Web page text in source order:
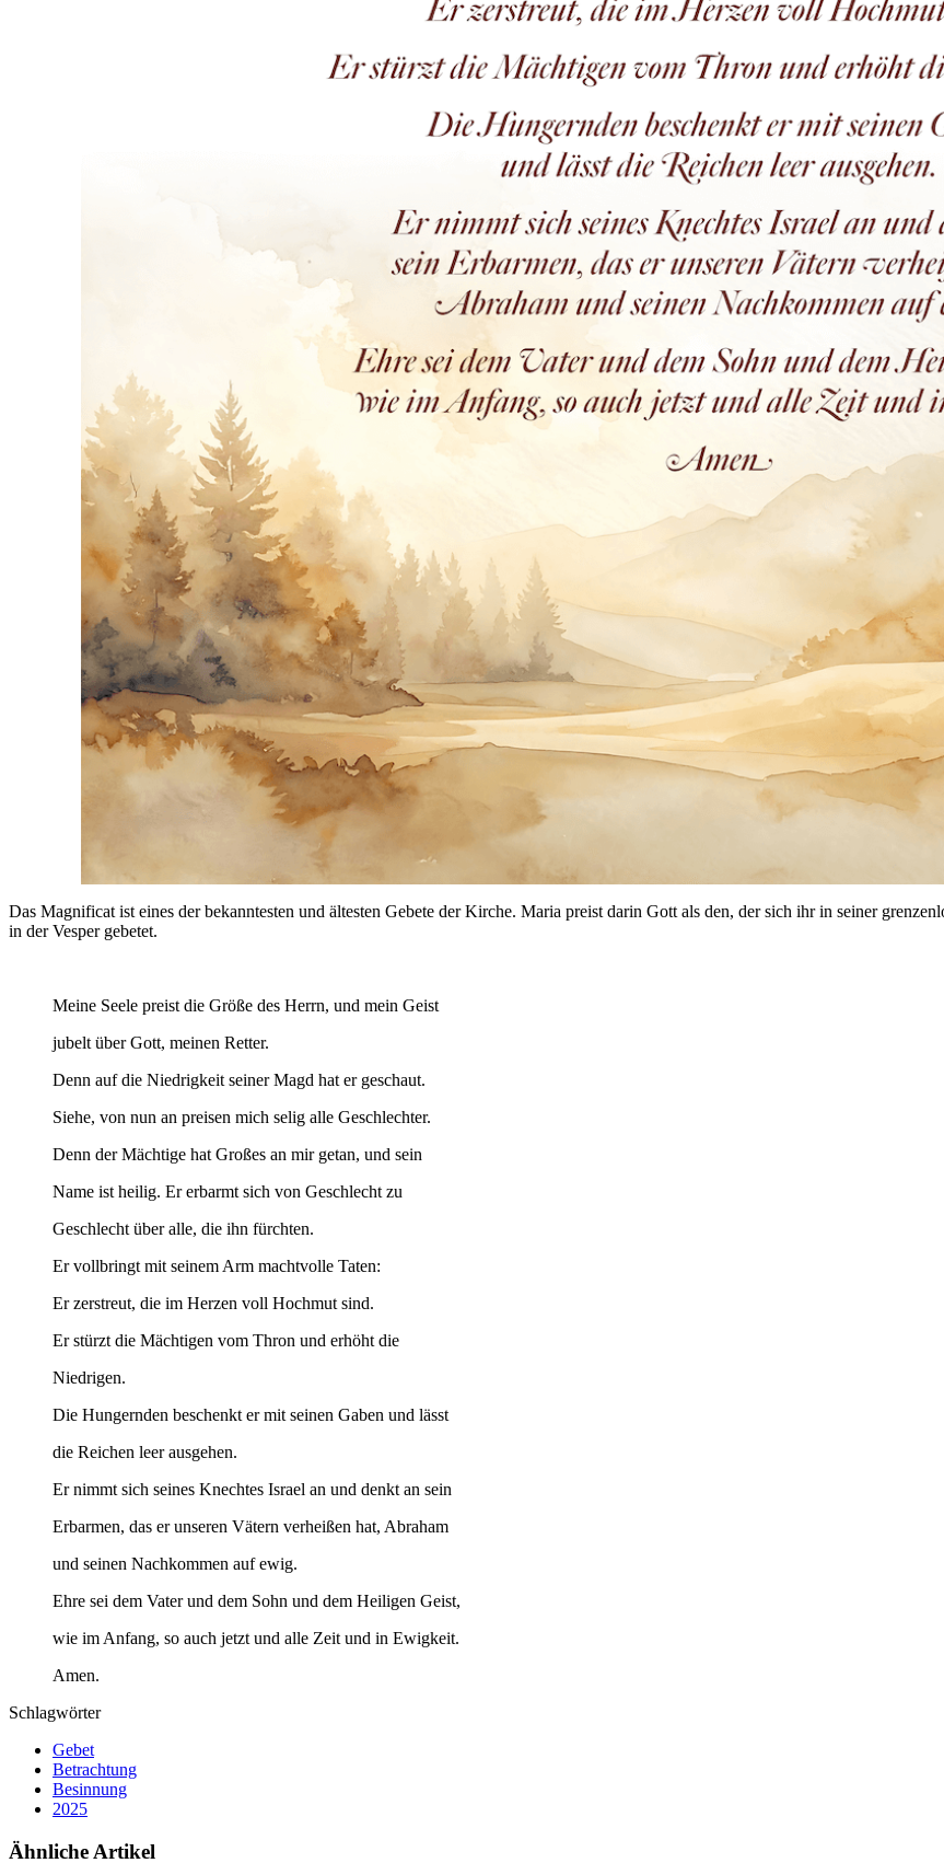
Das Magnificat ist eines der bekanntesten und ältesten Gebete der Kirche. Maria preist darin Gott als den, der sich ihr in seiner
in der Vesper gebetet.
Meine Seele preist die Größe des Herrn, und mein Geist
jubelt über Gott, meinen Retter.
Denn auf die Niedrigkeit seiner Magd hat er geschaut.
Siehe, von nun an preisen mich selig alle Geschlechter.
Denn der Mächtige hat Großes an mir getan, und sein
Name ist heilig. Er erbarmt sich von Geschlecht zu
Geschlecht über alle, die ihn fürchten.
Er vollbringt mit seinem Arm machtvolle Taten:
Er zerstreut, die im Herzen voll Hochmut sind.
Er stürzt die Mächtigen vom Thron und erhöht die
Niedrigen.
Die Hungernden beschenkt er mit seinen Gaben und lässt
die Reichen leer ausgehen.
Er nimmt sich seines Knechtes Israel an und denkt an sein
Erbarmen, das er unseren Vätern verheißen hat, Abraham
und seinen Nachkommen auf ewig.
Ehre sei dem Vater und dem Sohn und dem Heiligen Geist,
wie im Anfang, so auch jetzt und alle Zeit und in Ewigkeit.
Amen.
Schlagwörter
Gebet
Betrachtung
Besinnung
2025
Ähnliche Artikel